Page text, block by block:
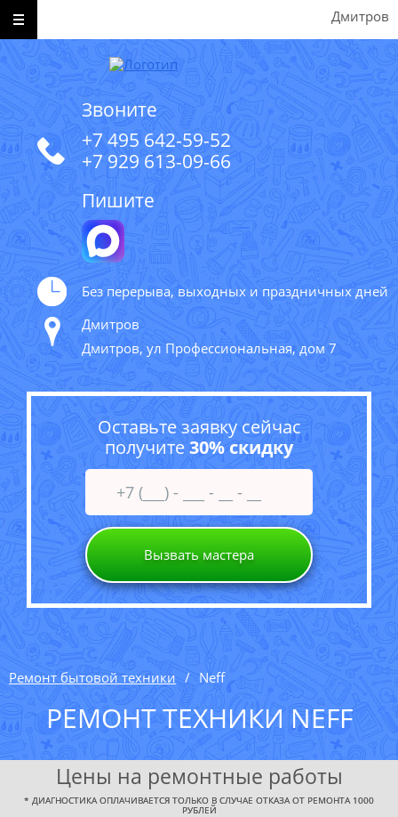
Дмитров
Звоните
+7 495 642-59-52
+7 929 613-09-66
Пишите
Без перерыва, выходных и праздничных дней
Дмитров
Дмитров, ул Профессиональная, дом 7
Оставьте заявку сейчас
получите30% скидку
Вызвать мастера
Ремонт бытовой техники Neff
РЕМОНТ ТЕХНИКИ NEFF
Цены на ремонтные работы
* ДИАГНОСТИКА ОПЛАЧИВАЕТСЯ ТОЛЬКО В СЛУЧАЕ ОТКАЗА ОТ РЕМОНТА 1000
РУБЛЕЙ